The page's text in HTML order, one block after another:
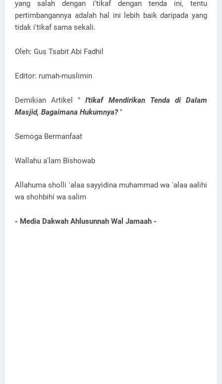
yang salah dengan i'tikaf dengan tenda ini, tentu
pertimbangannya adalah hal ini lebih baik daripada yang
tidak i'tikaf sama sekali.
Oleh: Gus Tsabit Abi Fadhil
Editor: rumah-muslimin
Demikian Artikel "I'tikaf Mendirikan Tenda di Dalam
Masjid, Bagaimana Hukumnya? "
Semoga Bermanfaat
Wallahu a'lam Bishowab
Allahuma sholli 'alaa sayyidina muhammad wa 'alaa aalihi
wa shohbihi wa salim
- Media Dakwah Ahlusunnah Wal Jamaah -